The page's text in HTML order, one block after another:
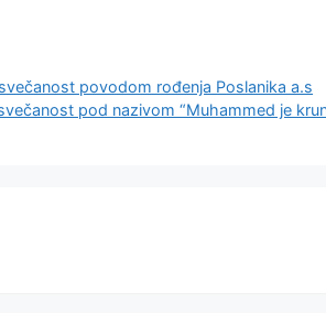
povodom rođenja Poslanika a.s
pod nazivom “Muhammed je